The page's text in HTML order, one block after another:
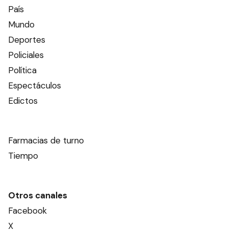
País
Mundo
Deportes
Policiales
Política
Espectáculos
Edictos
Farmacias de turno
Tiempo
Otros canales
Facebook
X